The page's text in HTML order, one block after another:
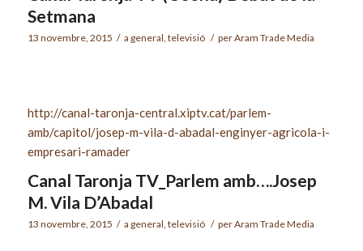
Setmana
13 novembre, 2015 / a general televisió / perAram Trade Media
http://canal-taronja-central.xiptv.cat/parlem-
amb/capitol/josep-m-vila-d-abadal-enginyer-agricola-i-
empresari-ramader
Canal Taronja TV_Parlem amb….Josep
M. Vila D’Abadal
13 novembre, 2015 / a general televisió / perAram Trade Media